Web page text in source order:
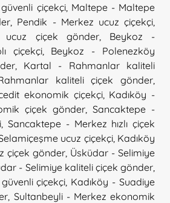
çiçekçi, Maltepe - Maltepe
Pendik - Merkez ucuz çiçekçi
çiçek gönder, Beykoz -
çiçekçi, Beykoz - Polenezköy
, Kartal - Rahmanlar kaliteli
kaliteli çiçek gönder
ekonomik çiçekçi, Kadıköy -
çiçek gönder Sancaktepe -
,Sancaktepe - Merkez hızlı çiçek
ucuz çiçekçi, Kadıköy
çiçek gönder Üsküdar - Selimiye
- Selimiye kaliteli çiçek gönder
çiçekçi Kadıköy - Suadiye
Sultanbeyli - Merkez ekonomik